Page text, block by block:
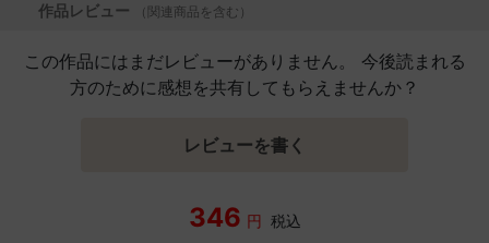
作品レビュー （関連商品を含む）
この作品にはまだレビューがありません。 今後読まれる
方のために感想を共有してもらえませんか？
レビューを書く
346 円 税込